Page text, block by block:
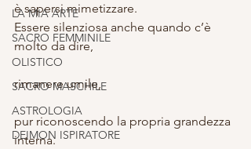
LA MIA ARTE
SACRO FEMMINILE
OLISTICO
SACRO MASCHILE
ASTROLOGIA
DEIMON ISPIRATORE
è sapersi mimetizzare.
Essere silenziosa anche quando c’è
molto da dire,
rimanere umile,
pur riconoscendo la propria grandezza
interna.